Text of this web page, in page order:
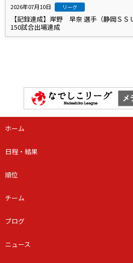
2026年07月10日 リーグ
【記録達成】岸野 早奈 選手（静岡ＳＳ
150試合出場達成
ホーム
日程・結果
順位
チーム
ブログ
ニュース